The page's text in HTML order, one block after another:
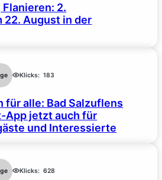
2.
22. August in der
Klicks: 183
für alle: Bad Salzuflens
App jetzt auch für
und Interessierte
Klicks: 628